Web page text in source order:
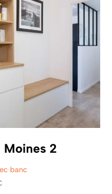
Moines 2
banc